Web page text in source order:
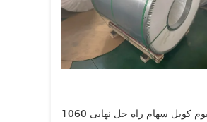
1060 آلومینیوم کویل سهام راه حل نهایی